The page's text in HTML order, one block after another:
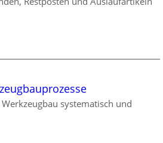
systematisch und